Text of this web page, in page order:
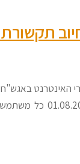
תקשורת
האינטרנט
לעדכן שהחל מתאריך